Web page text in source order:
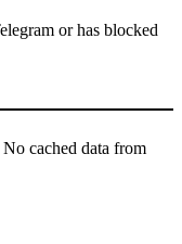
or has blocked
cached data from